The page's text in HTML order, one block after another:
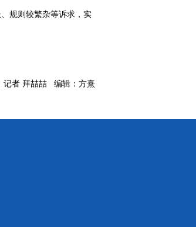
规则较繁杂等诉求，实
者 拜喆喆 编辑：方熹